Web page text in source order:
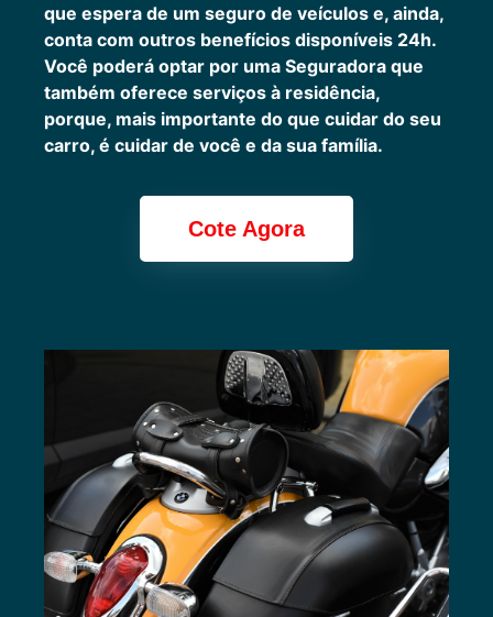
que espera de um seguro de veículos e, ainda,
conta com outros benefícios disponíveis 24h.
Você poderá optar por uma Seguradora que
também oferece serviços à residência,
porque, mais importante do que cuidar do seu
carro, é cuidar de você e da sua família.
Cote Agora